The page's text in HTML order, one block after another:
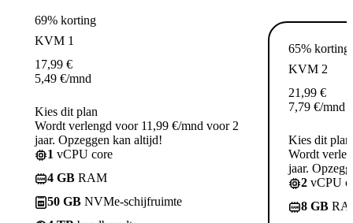
69% korting
KVM 1
17,99 €
5,49 €/mnd
Kies dit plan
Wordt verlengd voor 11,99 €/mnd voor 2
jaar. Opzeggen kan altijd!
1 vCPU core
4 GB RAM
50 GB NVMe-schijfruimte
65% korting
KVM 2
21,99 €
7,79 €/mnd
Kies dit plan
Wordt
jaar.
2 vCPU
8 GB